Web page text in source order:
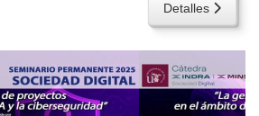
Detalles